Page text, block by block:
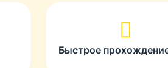
Быстрое